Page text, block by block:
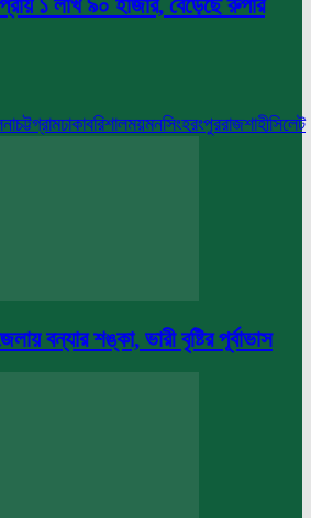
১ লাখ ৯০ হাজার, বেড়েছে রুপার
চট্টগ্রামঢাকাবরিশালময়মনসিংহরংপুররাজশাহীসিলেট
বন্যার শঙ্কা, ভারী বৃষ্টির পূর্বাভাস